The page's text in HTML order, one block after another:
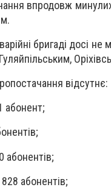
впродовж
бригаді досі
відсутнє:
абонент;
абонентів;
абонентів;